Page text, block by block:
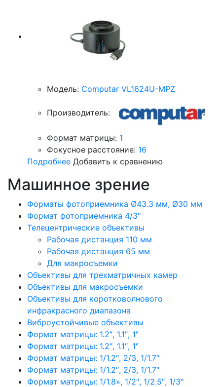
Модель: Computar VL1624U-MPZ
Производитель:
Формат матрицы: 1
Фокусное расстояние: 16
Подробнее Добавить к сравнению
Машинное зрение
Форматы фотоприемника Ø43.3 мм, Ø30 мм
Формат фотоприемника 4/3″
Телецентрические объективы
Рабочая дистанция 110 мм
Рабочая дистанция 65 мм
Для макросъемки
Объективы для трехматричных камер
Объективы для макросъемки
Объективы для коротковолнового
инфракрасного диапазона
Виброустойчивые объективы
Формат матрицы: 1.2″, 1.1″, 1″
Формат матрицы: 1.2″, 1.1″, 1″
Формат матрицы: 1/1.2″, 2/3, 1/1.7″
Формат матрицы: 1/1.2″, 2/3, 1/1.7″
Формат матрицы: 1/1.8», 1/2″, 1/2.5″, 1/3″